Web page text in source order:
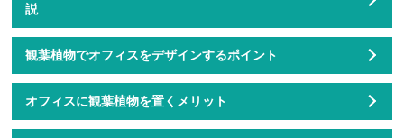
説
観葉植物でオフィスをデザインするポイント
オフィスに観葉植物を置くメリット